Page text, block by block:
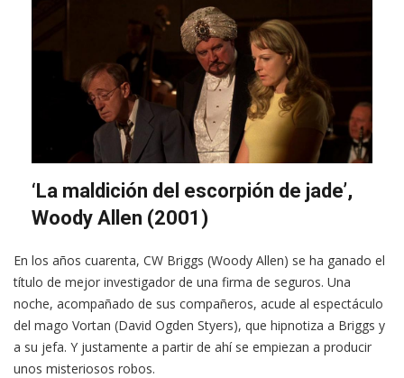
‘La maldición del escorpión de jade’,
Woody Allen (2001)
En los años cuarenta, CW Briggs (Woody Allen) se ha ganado el
título de mejor investigador de una firma de seguros. Una
noche, acompañado de sus compañeros, acude al espectáculo
del mago Vortan (David Ogden Styers), que hipnotiza a Briggs y
a su jefa. Y justamente a partir de ahí se empiezan a producir
unos misteriosos robos.